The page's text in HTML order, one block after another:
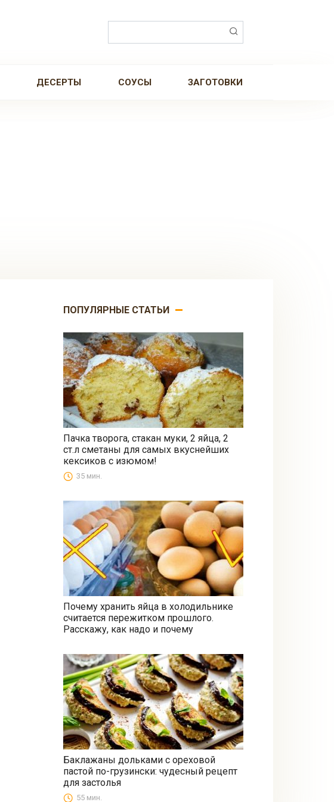
ДЕСЕРТЫ СОУСЫ ЗАГОТОВКИ
ПОПУЛЯРНЫЕ СТАТЬИ
Выпечка
Пачка творога, стакан муки, 2 яйца, 2
ст.л сметаны для самых вкуснейших
кексиков с изюмом!
35 мин.
Все
Почему хранить яйца в холодильнике
считается пережитком прошлого.
Расскажу, как надо и почему
Закуски
Баклажаны дольками с ореховой
пастой по-грузински: чудесный рецепт
для застолья
55 мин.